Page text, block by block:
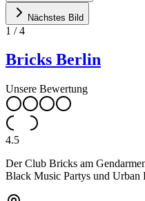
Nächstes Bild
1 /4
Bricks Berlin
Unsere Bewertung
4.5
Der Club Bricks am
Black Music Partys und Urban